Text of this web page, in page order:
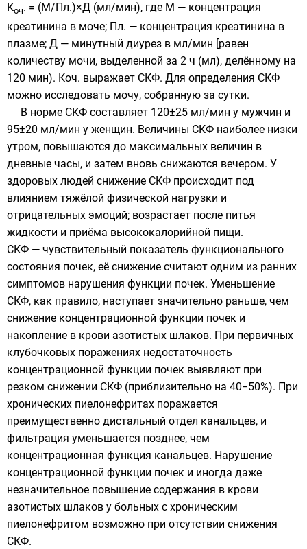
Коч. = (М/Пл.)×Д (мл/мин), где М — концентрация
креатинина в моче; Пл. — концентрация креатинина в
плазме; Д — минутный диурез в мл/мин [равен
количеству мочи, выделенной за 2 ч (мл), делённому на
120 мин). Коч. выражает СКФ. Для определения СКФ
можно исследовать мочу, собранную за сутки.
В норме СКФ составляет 120±25 мл/мин у мужчин и
95±20 мл/мин у женщин. Величины СКФ наиболее низки
утром, повышаются до максимальных величин в
дневные часы, и затем вновь снижаются вечером. У
здоровых людей снижение СКФ происходит под
влиянием тяжёлой физической нагрузки и
отрицательных эмоций; возрастает после питья
жидкости и приёма высококалорийной пищи.
СКФ — чувствительный показатель функционального
состояния почек, её снижение считают одним из ранних
симптомов нарушения функции почек. Уменьшение
СКФ, как правило, наступает значительно раньше, чем
снижение концентрационной функции почек и
накопление в крови азотистых шлаков. При первичных
клубочковых поражениях недостаточность
концентрационной функции почек выявляют при
резком снижении СКФ (приблизительно на 40−50%). При
хронических пиелонефритах поражается
преимущественно дистальный отдел канальцев, и
фильтрация уменьшается позднее, чем
концентрационная функция канальцев. Нарушение
концентрационной функции почек и иногда даже
незначительное повышение содержания в крови
азотистых шлаков у больных с хроническим
пиелонефритом возможно при отсутствии снижения
СКФ.